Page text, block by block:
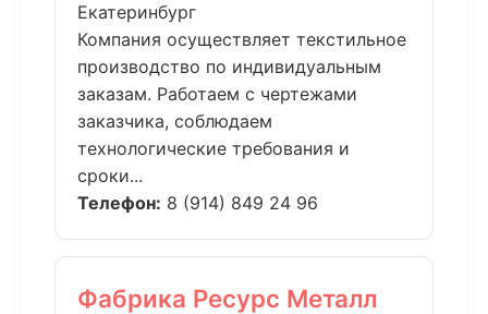
Екатеринбург
Компания осуществляет текстильное
производство по индивидуальным
заказам. Работаем с чертежами
заказчика, соблюдаем
технологические требования и
сроки...
Телефон: 8 (914) 849 24 96
Фабрика Ресурс Металл